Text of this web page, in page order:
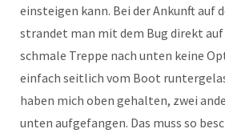
einsteigen kann. Bei der Ankunft auf
strandet man mit dem Bug direkt auf
schmale Treppe nach unten keine
einfach seitlich vom Boot
haben mich oben gehalten, zwei
unten aufgefangen. Das muss so